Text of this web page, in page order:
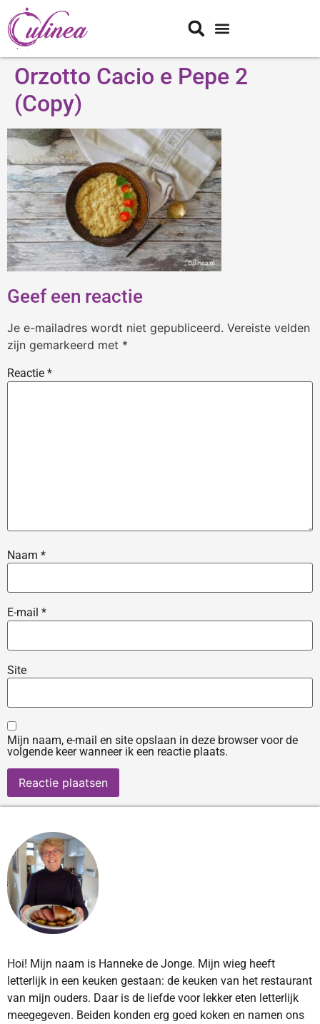
Orzotto Cacio e Pepe 2
(Copy)
Geef een reactie
Je e-mailadres wordt niet gepubliceerd. Vereiste velden
zijn gemarkeerd met *
Reactie *
Naam *
E-mail *
Site
Mijn naam, e-mail en site opslaan in deze browser voor de
volgende keer wanneer ik een reactie plaats.
Hoi! Mijn naam is Hanneke de Jonge. Mijn wieg heeft
letterlijk in een keuken gestaan: de keuken van het restaurant
van mijn ouders. Daar is de liefde voor lekker eten letterlijk
meegegeven. Beiden konden erg goed koken en namen ons